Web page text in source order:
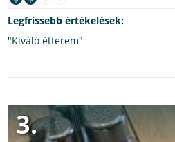
Legfrissebb értékelések:
"Kiváló étterem"
3.